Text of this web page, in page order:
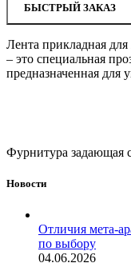
БЫСТРЫЙ ЗАКАЗ
Лента прикладная
– это специальная
предназначенная для
Фурнитура задающая
Новости
Отличия мета-
по выбору
04.06.2026